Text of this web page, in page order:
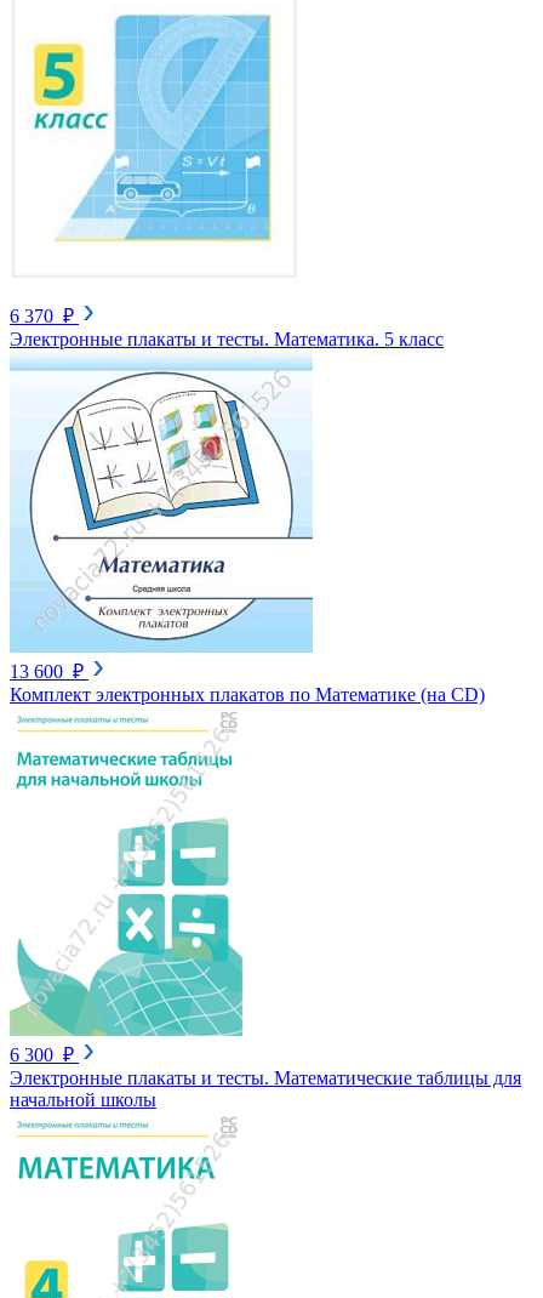
6 370 ₽
Электронные плакаты и тесты. Математика. 5 класс
13 600 ₽
Комплект электронных плакатов по Математике (на CD)
6 300 ₽
Электронные плакаты и тесты. Математические таблицы для
начальной школы